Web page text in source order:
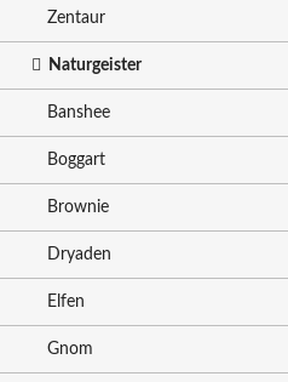
Zentaur
Naturgeister
Banshee
Boggart
Brownie
Dryaden
Elfen
Gnom